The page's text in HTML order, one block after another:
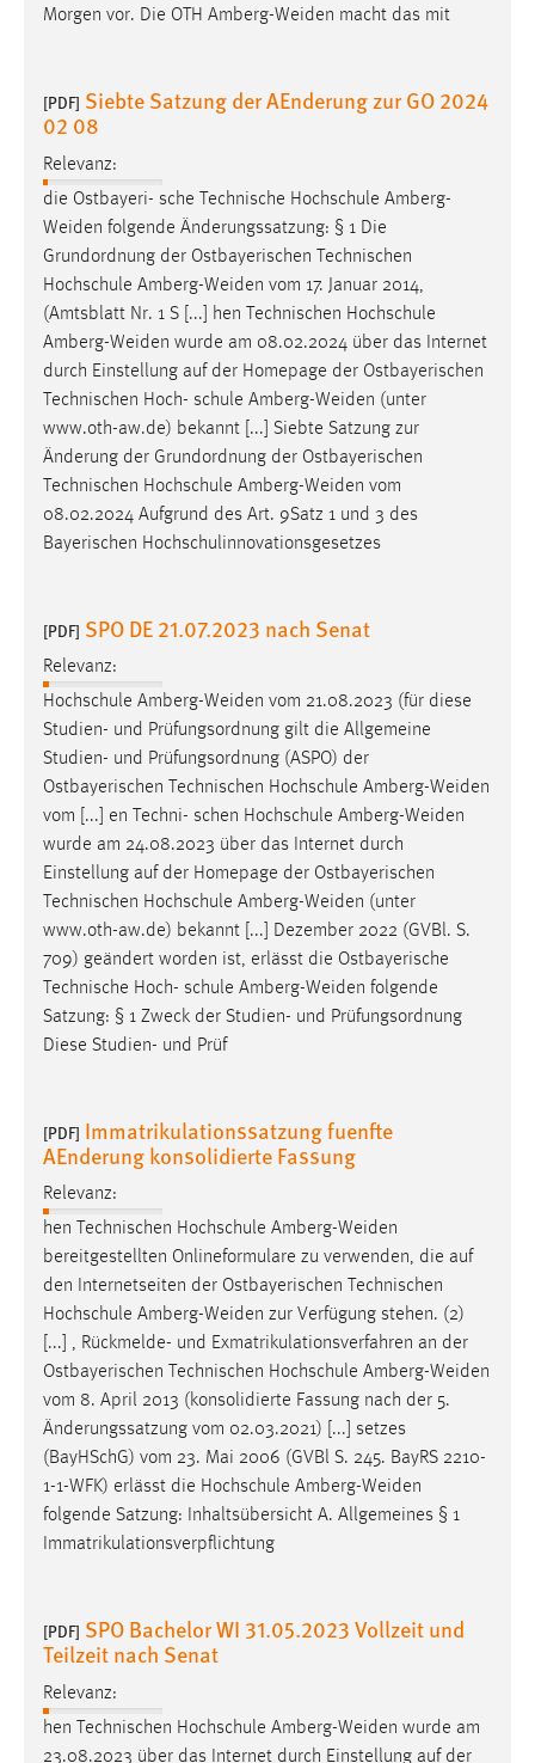
Morgen vor. Die OTH Amberg-Weiden macht das mit
[PDF] Siebte Satzung der AEnderung zur GO 2024
02 08
Relevanz:
die Ostbayeri- sche Technische Hochschule Amberg-
Weiden folgende Änderungssatzung: § 1 Die
Grundordnung der Ostbayerischen Technischen
Hochschule Amberg-Weiden vom 17. Januar 2014,
(Amtsblatt Nr. 1 S [...] hen Technischen Hochschule
Amberg-Weiden wurde am 08.02.2024 über das Internet
durch Einstellung auf der Homepage der Ostbayerischen
Technischen Hoch- schule Amberg-Weiden (unter
www.oth-aw.de) bekannt [...] Siebte Satzung zur
Änderung der Grundordnung der Ostbayerischen
Technischen Hochschule Amberg-Weiden vom
08.02.2024 Aufgrund des Art. 9Satz 1 und 3 des
Bayerischen Hochschulinnovationsgesetzes
[PDF] SPO DE 21.07.2023 nach Senat
Relevanz:
Hochschule Amberg-Weiden vom 21.08.2023 (für diese
Studien- und Prüfungsordnung gilt die Allgemeine
Studien- und Prüfungsordnung (ASPO) der
Ostbayerischen Technischen Hochschule Amberg-Weiden
vom [...] en Techni- schen Hochschule Amberg-Weiden
wurde am 24.08.2023 über das Internet durch
Einstellung auf der Homepage der Ostbayerischen
Technischen Hochschule Amberg-Weiden (unter
www.oth-aw.de) bekannt [...] Dezember 2022 (GVBl. S.
709) geändert worden ist, erlässt die Ostbayerische
Technische Hoch- schule Amberg-Weiden folgende
Satzung: § 1 Zweck der Studien- und Prüfungsordnung
Diese Studien- und Prüf
[PDF] Immatrikulationssatzung fuenfte
AEnderung konsolidierte Fassung
Relevanz:
hen Technischen Hochschule Amberg-Weiden
bereitgestellten Onlineformulare zu verwenden, die auf
den Internetseiten der Ostbayerischen Technischen
Hochschule Amberg-Weiden zur Verfügung stehen. (2)
[...] , Rückmelde- und Exmatrikulationsverfahren an der
Ostbayerischen Technischen Hochschule Amberg-Weiden
vom 8. April 2013 (konsolidierte Fassung nach der 5.
Änderungssatzung vom 02.03.2021) [...] setzes
(BayHSchG) vom 23. Mai 2006 (GVBl S. 245. BayRS 2210-
1-1-WFK) erlässt die Hochschule Amberg-Weiden
folgende Satzung: Inhaltsübersicht A. Allgemeines § 1
Immatrikulationsverpflichtung
[PDF] SPO Bachelor WI 31.05.2023 Vollzeit und
Teilzeit nach Senat
Relevanz:
hen Technischen Hochschule Amberg-Weiden wurde am
23.08.2023 über das Internet durch Einstellung auf der
Name:
fe_user, be_user, be_lastLoginProvider
Zweck:
Dieser Cookie ist notwendig um sich an der Website
einloggen zu können.
Cookie Laufzeit:
STATISTIK
Statistik Cookies erfassen Informationen anonym.
Diese Informationen helfen uns zu verstehen, wie
unsere Besucher unsere Website nutzen.
Matomo
_pk_ref, _pk_cvar, _pk_id, _pk_ses
Zweck:
Zugriffsstatistik
Cookie Laufzeit:
Max. 13 Monate
MARKETING
Marketing Cookies werden von Drittanbietern
verwendet, um personalisierte Werbung anzuzeigen.
Sie tun dies, indem sie Besucher über Websites
hinweg verfolgen.
Google Ads
Anbieter:
Zweck:
Conversion-Tracking
Cookie Laufzeit:
3 Monate
Facebook Pixel
Name:
_fbp
Anbieter:
Facebook
Cookie Laufzeit: